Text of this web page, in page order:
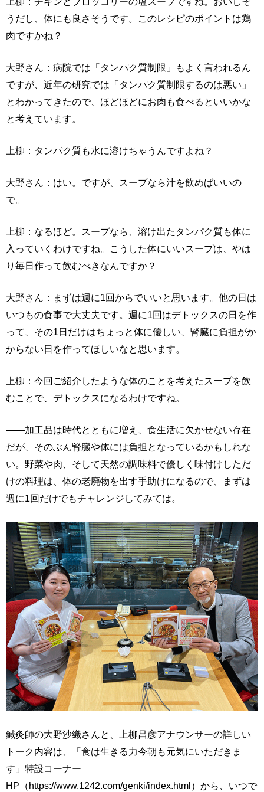
うだし、体にも良さそうです。このレシピのポイントは鶏
肉ですかね？
大野さん：病院では「タンパク質制限」もよく言われるん
ですが、近年の研究では「タンパク質制限するのは悪い」
とわかってきたので、ほどほどにお肉も食べるといいかな
と考えています。
上柳：タンパク質も水に溶けちゃうんですよね？
大野さん：はい。ですが、スープなら汁を飲めばいいの
で。
上柳：なるほど。スープなら、溶け出たタンパク質も体に
入っていくわけですね。こうした体にいいスープは、やは
り毎日作って飲むべきなんですか？
大野さん：まずは週に1回からでいいと思います。他の日は
いつもの食事で大丈夫です。週に1回はデトックスの日を作
って、その1日だけはちょっと体に優しい、腎臓に負担がか
からない日を作ってほしいなと思います。
上柳：今回ご紹介したような体のことを考えたスープを飲
むことで、デトックスになるわけですね。
――加工品は時代とともに増え、食生活に欠かせない存在
だが、そのぶん腎臓や体には負担となっているかもしれな
い。野菜や肉、そして天然の調味料で優しく味付けしただ
けの料理は、体の老廃物を出す手助けになるので、まずは
週に1回だけでもチャレンジしてみては。
鍼灸師の大野沙織さんと、上柳昌彦アナウンサーの詳しい
トーク内容は、「食は生きる力今朝も元気にいただきま
す」特設コーナー
HP（https://www.1242.com/genki/index.html）から、いつで